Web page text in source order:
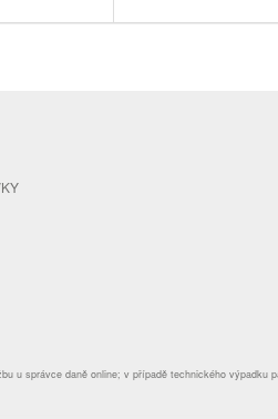
u správce daně online; v případě technického výpadku